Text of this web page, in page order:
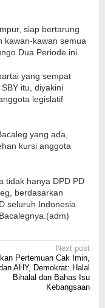
siap bertarung
kawan-kawan semua
Dua Periode ini.
yang sempat
itu, diyakini
legislatif
yang ada,
kursi anggota
tidak hanya DPD PD
berdasarkan
seluruh Indonesia
Next post
Pertemuan Cak Imin,
AHY, Demokrat: Halal
Bihalal dan Bahas Isu
Kebangsaan